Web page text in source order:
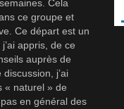
Cela
ce groupe et
Ce départ est un
appris, de ce
auprès de
j’ai
« naturel » de
en général des